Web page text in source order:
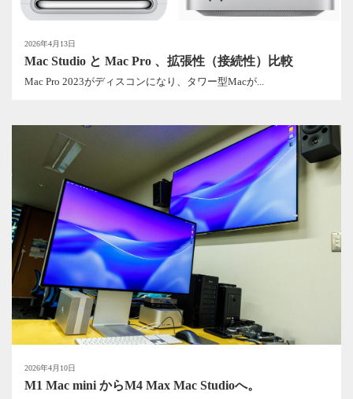
2026年4月13日
Mac Studio と Mac Pro 、拡張性（接続性）比較
Mac Pro 2023がディスコンになり、タワー型Macが...
2026年4月10日
M1 Mac mini からM4 Max Mac Studioへ。